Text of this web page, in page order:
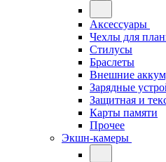
Аксессуары
Чехлы для
Стилусы
Браслеты
Внешние
Зарядные
Защитная и
Карты памяти
Прочее
Экшн-камеры